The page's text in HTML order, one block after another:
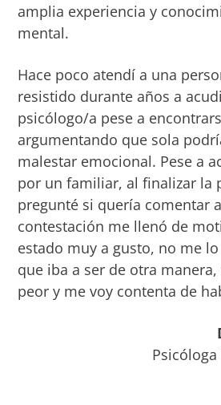
amplia experiencia y
mental.
Hace poco atendí a una
resistido durante años a
psicólogo/a pese a
argumentando que sola
malestar emocional. Pese a
por un familiar, al finalizar la
pregunté si quería comentar
contestación me llenó de
estado muy a gusto, no me
que iba a ser de otra
peor y me voy contenta de